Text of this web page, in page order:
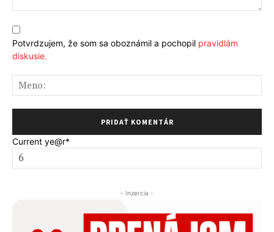
Potvrdzujem, že som sa oboznámil a pochopil pravidlám
diskusie.
Current ye@r*
- Inzercia -